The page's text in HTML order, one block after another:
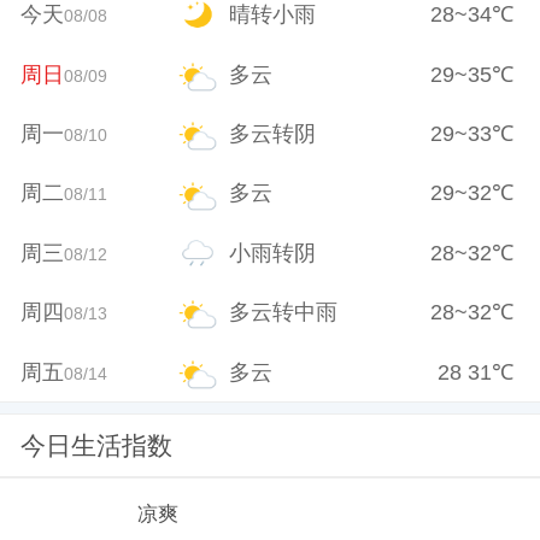
今天08/08 晴转小雨 28~34℃
周日08/09 多云 29~35℃
周一08/10 多云转阴 29~33℃
周二08/11 多云 29~32℃
周三08/12 小雨转阴 28~32℃
周四08/13 多云转中雨 28~32℃
周五08/14 多云 28 31℃
今日生活指数
凉爽